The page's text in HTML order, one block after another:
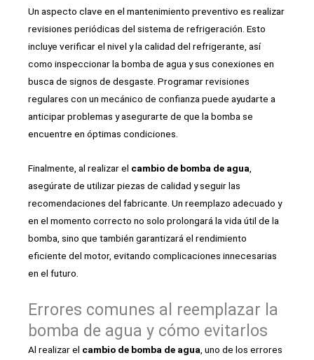
Un aspecto clave en el mantenimiento preventivo es realizar
revisiones periódicas del sistema de refrigeración. Esto
incluye verificar el nivel y la calidad del refrigerante, así
como inspeccionar la bomba de agua y sus conexiones en
busca de signos de desgaste. Programar revisiones
regulares con un mecánico de confianza puede ayudarte a
anticipar problemas y asegurarte de que la bomba se
encuentre en óptimas condiciones.
Finalmente, al realizar el cambio de bomba de agua
asegúrate de utilizar piezas de calidad y seguir las
recomendaciones del fabricante. Un reemplazo adecuado y
en el momento correcto no solo prolongará la vida útil de la
bomba, sino que también garantizará el rendimiento
eficiente del motor, evitando complicaciones innecesarias
en el futuro.
Errores comunes al reemplazar la
bomba de agua y cómo evitarlos
Al realizar el cambio de bomba de agua , uno de los errores